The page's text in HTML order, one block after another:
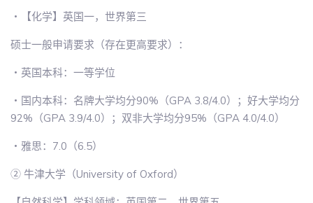
・【化学】英国一，世界第三
硕士一般申请要求（存在更高要求）：
・英国本科：一等学位
・国内本科：名牌大学均分90%（GPA 3.8/4.0）；好大学均分
92%（GPA 3.9/4.0）；双非大学均分95%（GPA 4.0/4.0）
・雅思：7.0（6.5）
② 牛津大学（University of Oxford）